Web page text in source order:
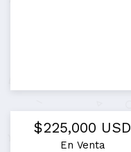
$225,000 USD
En Venta